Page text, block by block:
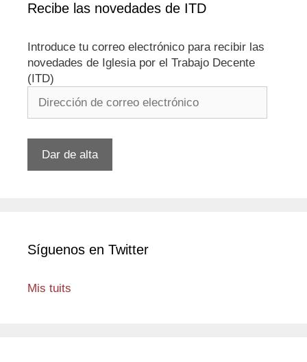
Recibe las novedades de ITD
Introduce tu correo electrónico para recibir las
novedades de Iglesia por el Trabajo Decente
(ITD)
electrónico
Dar de alta
Síguenos en Twitter
Mis tuits